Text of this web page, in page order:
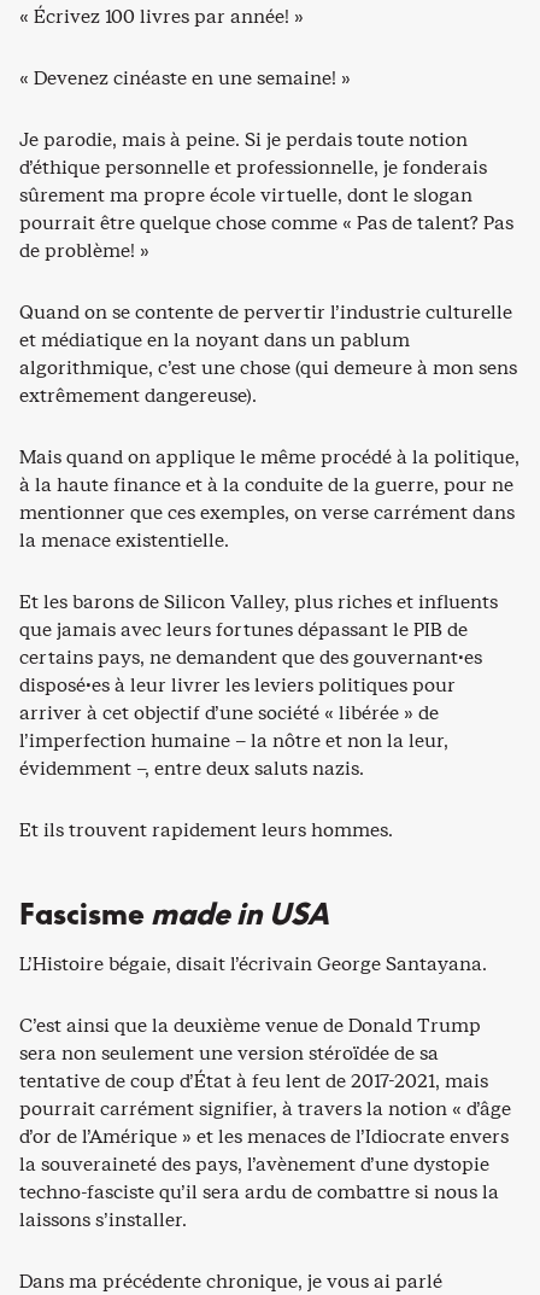
« Écrivez 100 livres par année! »
« Devenez cinéaste en une semaine! »
Je parodie, mais à peine. Si je perdais toute notion
d’éthique personnelle et professionnelle, je fonderais
sûrement ma propre école virtuelle, dont le slogan
pourrait être quelque chose comme « Pas de talent? Pas
de problème! »
Quand on se contente de pervertir l’industrie culturelle
et médiatique en la noyant dans un pablum
algorithmique, c’est une chose (qui demeure à mon sens
extrêmement dangereuse).
Mais quand on applique le même procédé à la politique,
à la haute finance et à la conduite de la guerre, pour ne
mentionner que ces exemples, on verse carrément dans
la menace existentielle.
Et les barons de Silicon Valley, plus riches et influents
que jamais avec leurs fortunes dépassant le PIB de
certains pays, ne demandent que des gouvernant·es
disposé·es à leur livrer les leviers politiques pour
arriver à cet objectif d’une société « libérée » de
l’imperfection humaine – la nôtre et non la leur,
évidemment –, entre deux saluts nazis.
Et ils trouvent rapidement leurs hommes.
Fascisme made in USA
L’Histoire bégaie, disait l’écrivain George Santayana.
C’est ainsi que la deuxième venue de Donald Trump
sera non seulement une version stéroïdée de sa
tentative de coup d’État à feu lent de 2017-2021, mais
pourrait carrément signifier, à travers la notion « d’âge
d’or de l’Amérique » et les menaces de l’Idiocrate envers
la souveraineté des pays, l’avènement d’une dystopie
techno-fasciste qu’il sera ardu de combattre si nous la
laissons s’installer.
Dans ma précédente chronique, je vous ai parlé